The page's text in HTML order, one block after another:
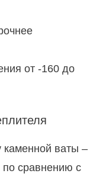
от -160 до
каменной ваты –
по сравнению с